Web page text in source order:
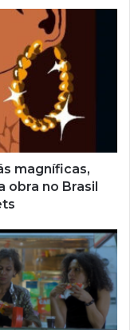
magníficas,
obra no Brasil